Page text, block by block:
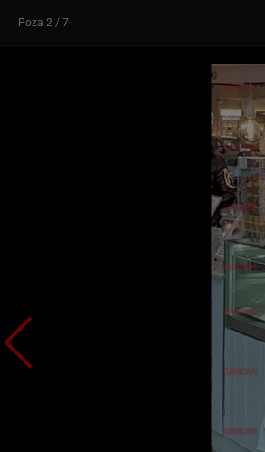
Poza 2 / 7